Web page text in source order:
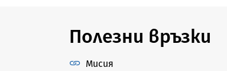
Полезни връзки
Мисия